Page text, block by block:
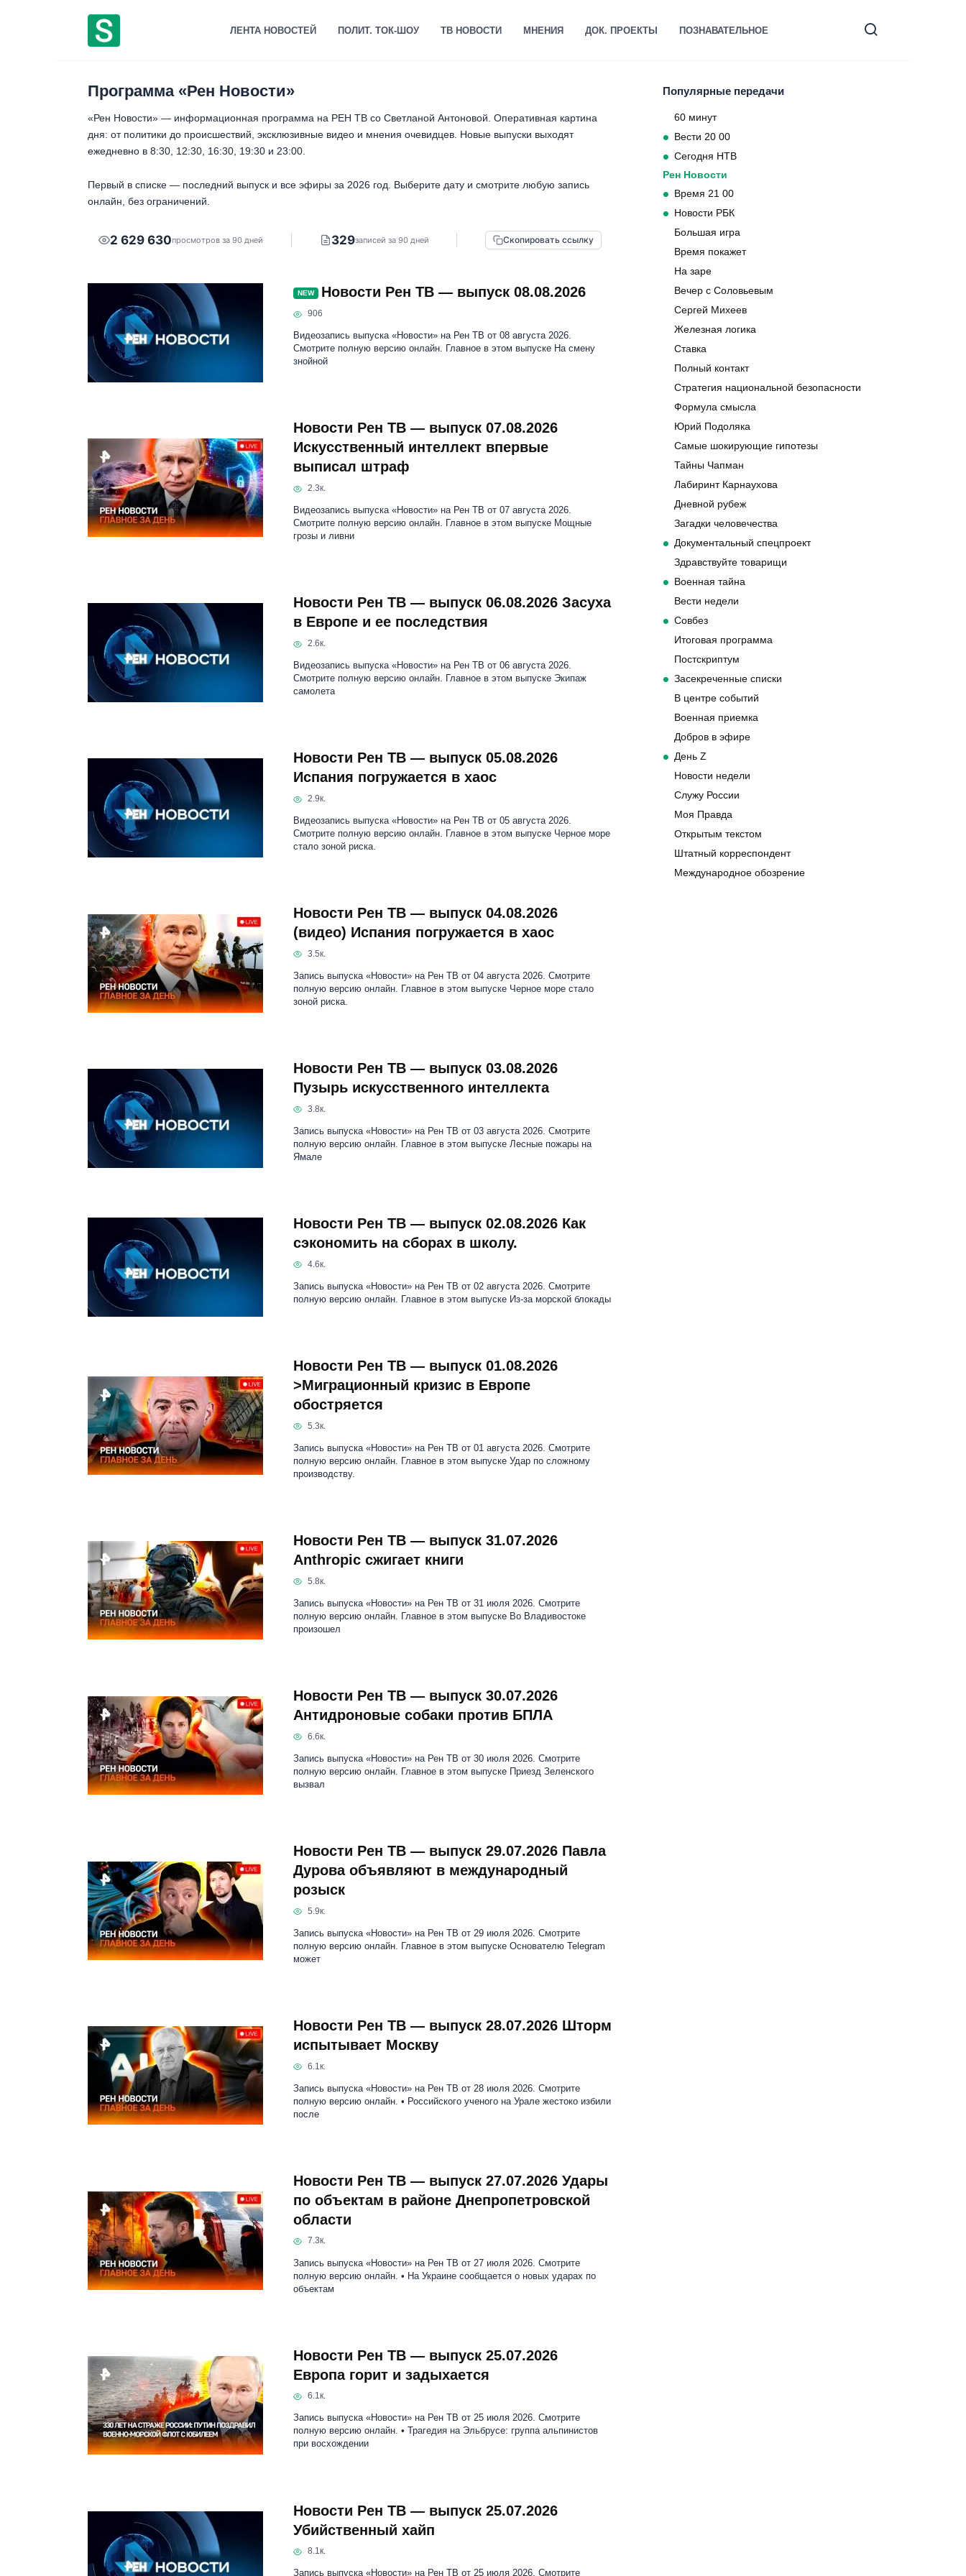
ЛЕНТА НОВОСТЕЙ ПОЛИТ. ТОК-ШОУ ТВ НОВОСТИ МНЕНИЯ ДОК. ПРОЕКТЫ ПОЗНАВАТЕЛЬНОЕ
Программа «Рен Новости»
«Рен Новости» — информационная программа на РЕН ТВ со Светланой Антоновой. Оперативная картина
дня: от политики до происшествий, эксклюзивные видео и мнения очевидцев. Новые выпуски выходят
ежедневно в 8:30, 12:30, 16:30, 19:30 и 23:00.
Первый в списке — последний выпуск и все эфиры за 2026 год. Выберите дату и смотрите любую запись
онлайн, без ограничений.
2 629 630просмотров за 90 дней 329записей за 90 дней Скопировать ссылку
NEW Новости Рен ТВ — выпуск 08.08.2026
906
Видеозапись выпуска «Новости» на Рен ТВ от 08 августа 2026.
Смотрите полную версию онлайн. Главное в этом выпуске На смену
знойной
Новости Рен ТВ — выпуск 07.08.2026
Искусственный интеллект впервые
выписал штраф
2.3к.
Видеозапись выпуска «Новости» на Рен ТВ от 07 августа 2026.
Смотрите полную версию онлайн. Главное в этом выпуске Мощные
грозы и ливни
Новости Рен ТВ — выпуск 06.08.2026 Засуха
в Европе и ее последствия
2.6к.
Видеозапись выпуска «Новости» на Рен ТВ от 06 августа 2026.
Смотрите полную версию онлайн. Главное в этом выпуске Экипаж
самолета
Новости Рен ТВ — выпуск 05.08.2026
Испания погружается в хаос
2.9к.
Видеозапись выпуска «Новости» на Рен ТВ от 05 августа 2026.
Смотрите полную версию онлайн. Главное в этом выпуске Черное море
стало зоной риска.
Новости Рен ТВ — выпуск 04.08.2026
(видео) Испания погружается в хаос
3.5к.
Запись выпуска «Новости» на Рен ТВ от 04 августа 2026. Смотрите
полную версию онлайн. Главное в этом выпуске Черное море стало
зоной риска.
Новости Рен ТВ — выпуск 03.08.2026
Пузырь искусственного интеллекта
3.8к.
Запись выпуска «Новости» на Рен ТВ от 03 августа 2026. Смотрите
полную версию онлайн. Главное в этом выпуске Лесные пожары на
Ямале
Новости Рен ТВ — выпуск 02.08.2026 Как
сэкономить на сборах в школу.
4.6к.
Запись выпуска «Новости» на Рен ТВ от 02 августа 2026. Смотрите
полную версию онлайн. Главное в этом выпуске Из-за морской блокады
Новости Рен ТВ — выпуск 01.08.2026
>Миграционный кризис в Европе
обостряется
5.3к.
Запись выпуска «Новости» на Рен ТВ от 01 августа 2026. Смотрите
полную версию онлайн. Главное в этом выпуске Удар по сложному
производству.
Новости Рен ТВ — выпуск 31.07.2026
Anthropic сжигает книги
5.8к.
Запись выпуска «Новости» на Рен ТВ от 31 июля 2026. Смотрите
полную версию онлайн. Главное в этом выпуске Во Владивостоке
произошел
Новости Рен ТВ — выпуск 30.07.2026
Антидроновые собаки против БПЛА
6.6к.
Запись выпуска «Новости» на Рен ТВ от 30 июля 2026. Смотрите
полную версию онлайн. Главное в этом выпуске Приезд Зеленского
вызвал
Новости Рен ТВ — выпуск 29.07.2026 Павла
Дурова объявляют в международный
розыск
5.9к.
Запись выпуска «Новости» на Рен ТВ от 29 июля 2026. Смотрите
полную версию онлайн. Главное в этом выпуске Основателю Telegram
может
Новости Рен ТВ — выпуск 28.07.2026 Шторм
испытывает Москву
6.1к.
Запись выпуска «Новости» на Рен ТВ от 28 июля 2026. Смотрите
полную версию онлайн. • Российского ученого на Урале жестоко избили
после
Новости Рен ТВ — выпуск 27.07.2026 Удары
по объектам в районе Днепропетровской
области
7.3к.
Запись выпуска «Новости» на Рен ТВ от 27 июля 2026. Смотрите
полную версию онлайн. • На Украине сообщается о новых ударах по
объектам
Новости Рен ТВ — выпуск 25.07.2026
Европа горит и задыхается
6.1к.
Запись выпуска «Новости» на Рен ТВ от 25 июля 2026. Смотрите
полную версию онлайн. • Трагедия на Эльбрусе: группа альпинистов
при восхождении
Новости Рен ТВ — выпуск 25.07.2026
Убийственный хайп
8.1к.
Запись выпуска «Новости» на Рен ТВ от 25 июля 2026. Смотрите
Популярные передачи
60 минут
Вести 20 00
Сегодня НТВ
Рен Новости
Время 21 00
Новости РБК
Большая игра
Время покажет
На заре
Вечер с Соловьевым
Сергей Михеев
Железная логика
Ставка
Полный контакт
Стратегия национальной безопасности
Формула смысла
Юрий Подоляка
Самые шокирующие гипотезы
Тайны Чапман
Лабиринт Карнаухова
Дневной рубеж
Загадки человечества
Документальный спецпроект
Здравствуйте товарищи
Военная тайна
Вести недели
Совбез
Итоговая программа
Постскриптум
Засекреченные списки
В центре событий
Военная приемка
Добров в эфире
День Z
Новости недели
Служу России
Моя Правда
Открытым текстом
Штатный корреспондент
Международное обозрение